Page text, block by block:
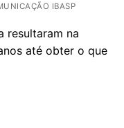
IBASP
resultaram na
até obter o que